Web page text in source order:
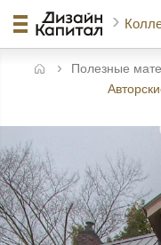
Полезные